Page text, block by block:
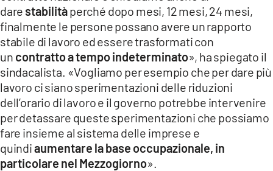
dare stabilitàperché dopo mesi, 12 mesi, 24 mesi,
finalmente le persone possano avere un rapporto
stabile di lavoro ed essere trasformati con
un contratto a tempo indeterminato», ha spiegato il
sindacalista. «Vogliamo per esempio che per dare più
lavoro ci siano sperimentazioni delle riduzioni
dell’orario di lavoro e il governo potrebbe intervenire
per detassare queste sperimentazioni che possiamo
fare insieme al sistema delle imprese e
quindiaumentare la base occupazionale, in
particolare nel Mezzogiorno».